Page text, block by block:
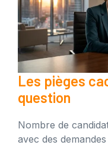
Les pièges
question
Nombre de
avec des